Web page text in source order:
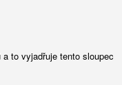
to vyjadřuje tento sloupec